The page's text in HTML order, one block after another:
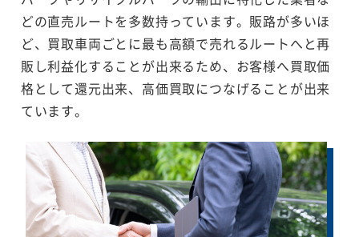
どの直売ルートを多数持っています。販路が多いほ
ど、買取車両ごとに最も高額で売れるルートへと再
販し利益化することが出来るため、お客様へ買取価
格として還元出来、高価買取につなげることが出来
ています。